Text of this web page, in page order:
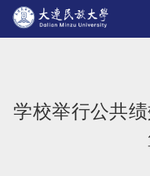
学校举行公共